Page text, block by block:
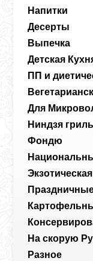
Напитки
Десерты
Выпечка
Детская
ПП и
Для
Ниндзя гриль
Фондю
На скорую
Разное